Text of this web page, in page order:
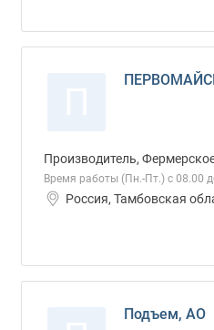
Производитель,
Время работы (Пн.-Пт.) с 08.00
Россия, Тамбовская
Подъем, АО